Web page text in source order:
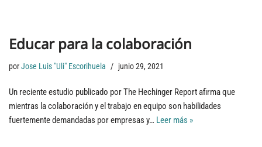
Educar para la colaboración
porJose Luis "Uli" Escorihuela junio 29, 2021
Un reciente estudio publicado por The Hechinger Report afirma que
mientras la colaboración y el trabajo en equipo son habilidades
fuertemente demandadas por empresas y… Leer más »